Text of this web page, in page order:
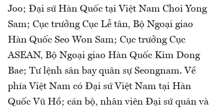
Joo; Đại sứ Hàn Quốc tại Việt Nam Choi Yong
Sam; Cục trưởng Cục Lễ tân, Bộ Ngoại giao
Hàn Quốc Seo Won Sam; Cục trưởng Cục
ASEAN, Bộ Ngoại giao Hàn Quốc Kim Dong
Bae; Tư lệnh sân bay quân sự Seongnam. Về
phía Việt Nam có Đại sứ Việt Nam tại Hàn
Quốc Vũ Hồ; cán bộ, nhân viên Đại sứ quán và